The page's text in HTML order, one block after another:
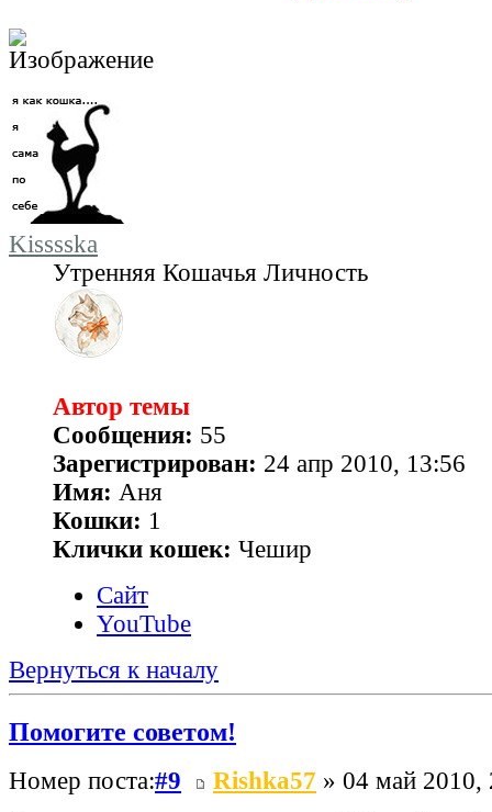
Kisssska
Утренняя Кошачья Личность
Автор темы
Сообщения: 55
Зарегистрирован: 24 апр 2010, 13:56
Имя: Аня
Кошки: 1
Клички кошек: Чешир
Сайт
YouTube
Вернуться к началу
Помогите советом!
Номер поста:#9 Rishka57 » 04 май 2010,